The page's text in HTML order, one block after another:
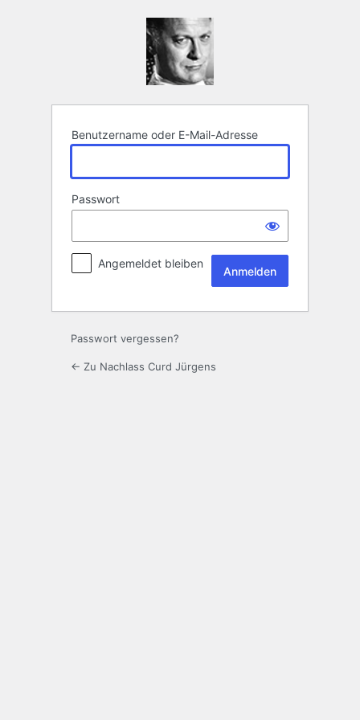
Benutzername oder E-Mail-Adresse
Passwort
Angemeldet bleiben
Passwort vergessen?
← Zu Nachlass Curd Jürgens